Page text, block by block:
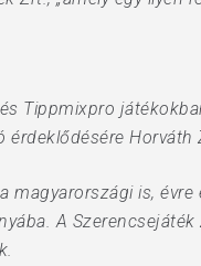
Tippmixpro
magyarországi is,
A